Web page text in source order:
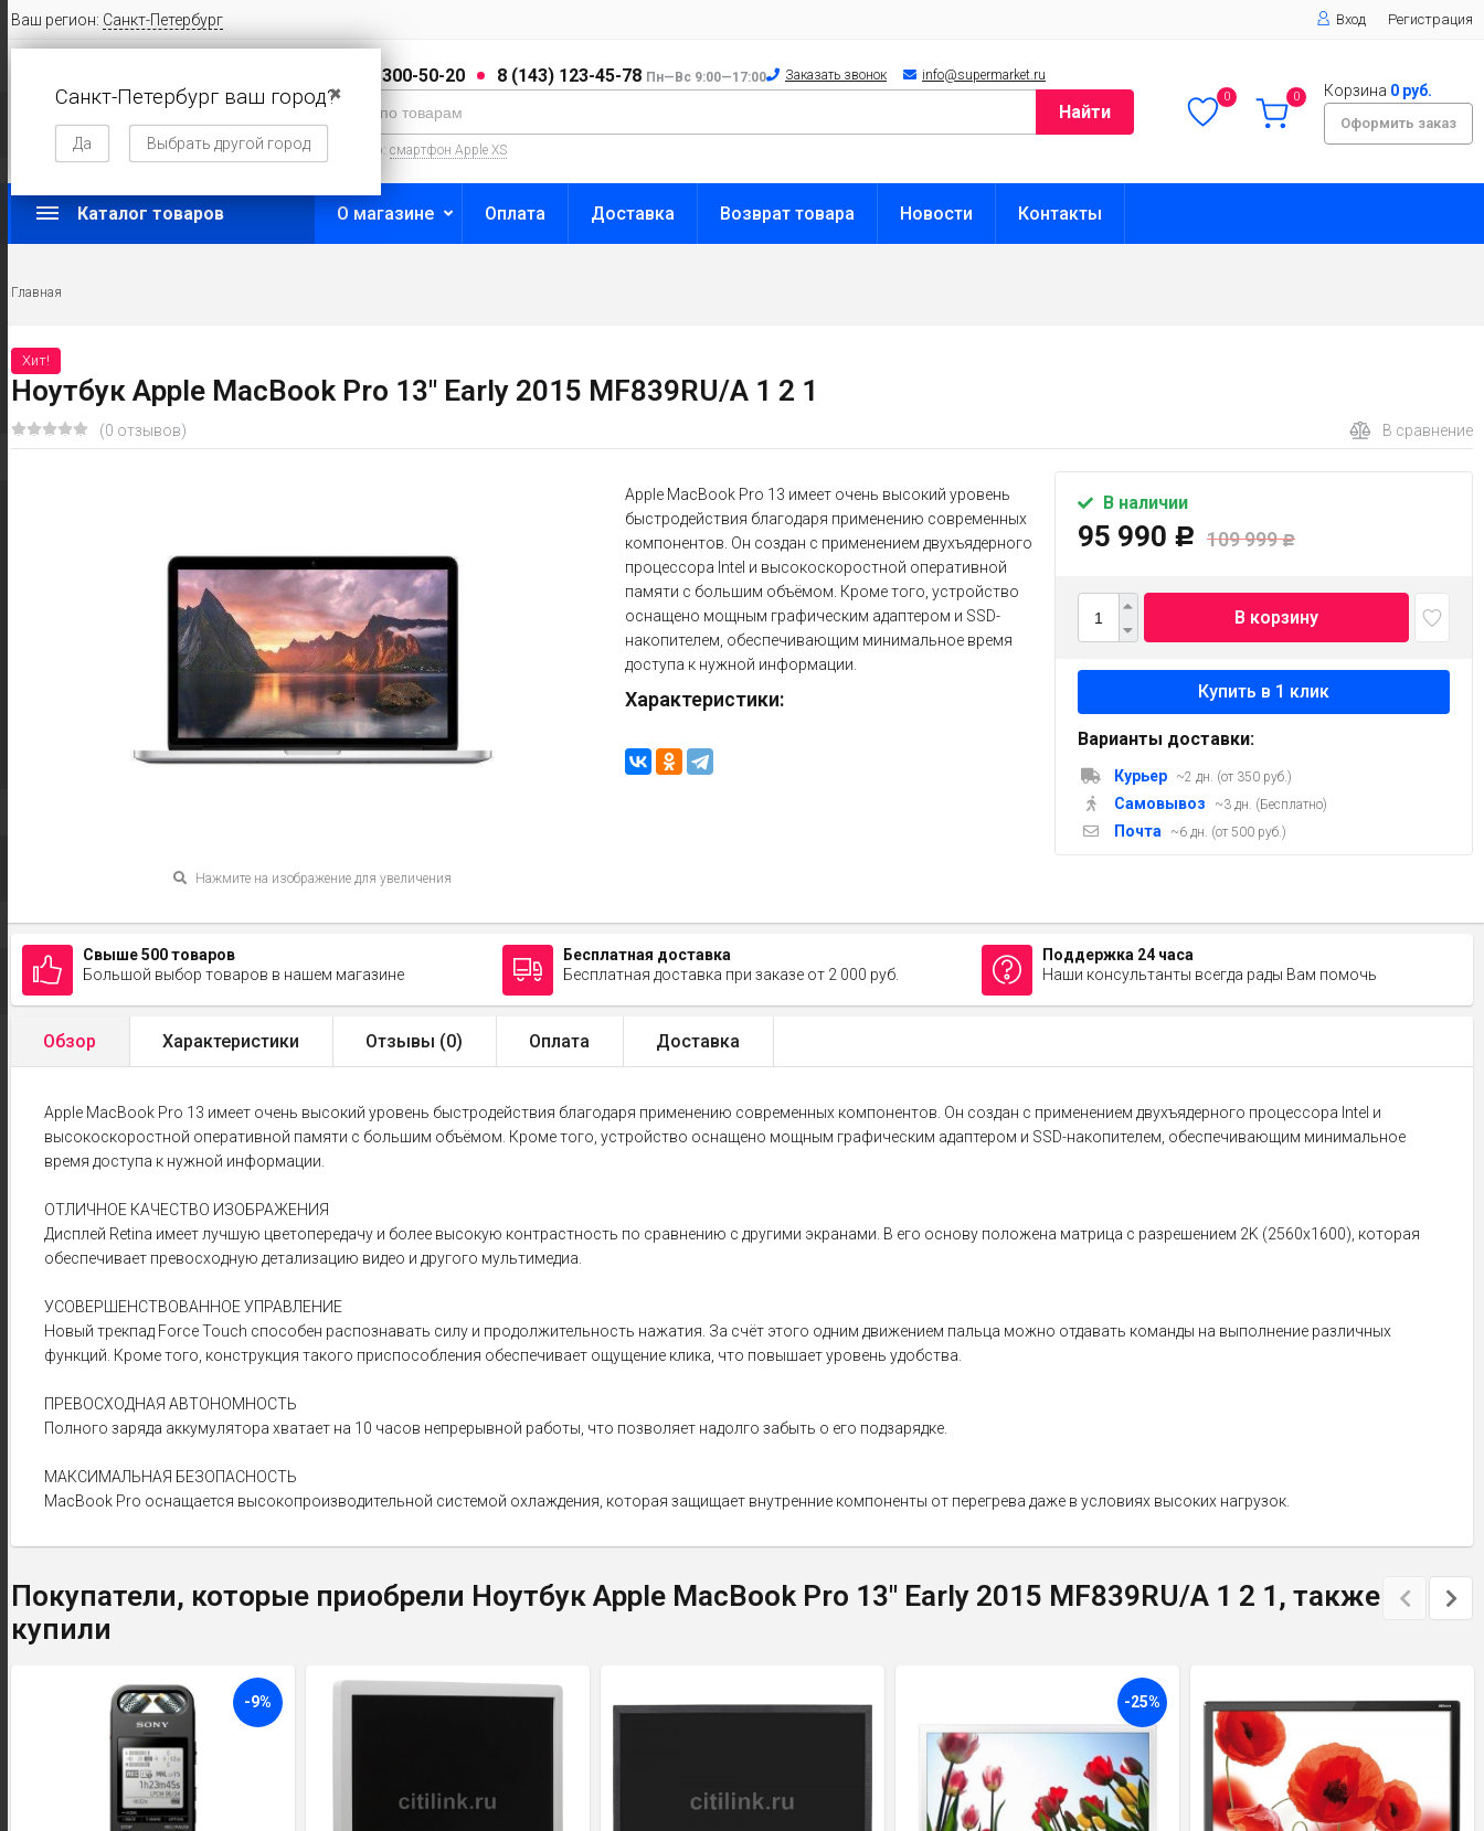
Ваш регион: Санкт-Петербург
✖
Санкт-Петербург ваш город?
Да Выбрать другой город
Вход Регистрация
8 (800) 300-50-20 8 (143) 123-45-78 Пн—Вс 9:00—17:00 Заказать звонок info@supermarket.ru
Найти
Например: смартфон Apple XS
0 0 Корзина 0 руб.
Оформить заказ
Каталог товаров О магазине Оплата Доставка Возврат товара Новости Контакты
Главная
Хит!
Ноутбук Apple MacBook Pro 13" Early 2015 MF839RU/A 1 2 1
(0 отзывов) В сравнение
Нажмите на изображение для увеличения
Apple MacBook Pro 13 имеет очень высокий уровень
быстродействия благодаря применению современных
компонентов. Он создан с применением двухъядерного
процессора Intel и высокоскоростной оперативной
памяти с большим объёмом. Кроме того, устройство
оснащено мощным графическим адаптером и SSD-
накопителем, обеспечивающим минимальное время
доступа к нужной информации.
Характеристики:
В наличии
95 990 Р 109 999Р
В корзину
Варианты доставки:
Курьер ~2 дн. (от 350 руб.)
Самовывоз ~3 дн. (Бесплатно)
Почта ~6 дн. (от 500 руб.)
Свыше 500 товаров
Большой выбор товаров в нашем магазине
Бесплатная доставка
Бесплатная доставка при заказе от 2 000 руб.
Поддержка 24 часа
Наши консультанты всегда рады Вам помочь
Обзор Характеристики Отзывы (0) Оплата Доставка
Apple MacBook Pro 13 имеет очень высокий уровень быстродействия благодаря применению современных компонентов. Он создан с применением двухъядерного процессора Intel и
высокоскоростной оперативной памяти с большим объёмом. Кроме того, устройство оснащено мощным графическим адаптером и SSD-накопителем, обеспечивающим минимальное
время доступа к нужной информации.
ОТЛИЧНОЕ КАЧЕСТВО ИЗОБРАЖЕНИЯ
Дисплей Retina имеет лучшую цветопередачу и более высокую контрастность по сравнению с другими экранами. В его основу положена матрица с разрешением 2K (2560x1600), которая
обеспечивает превосходную детализацию видео и другого мультимедиа.
УСОВЕРШЕНСТВОВАННОЕ УПРАВЛЕНИЕ
Новый трекпад Force Touch способен распознавать силу и продолжительность нажатия. За счёт этого одним движением пальца можно отдавать команды на выполнение различных
функций. Кроме того, конструкция такого приспособления обеспечивает ощущение клика, что повышает уровень удобства.
ПРЕВОСХОДНАЯ АВТОНОМНОСТЬ
Полного заряда аккумулятора хватает на 10 часов непрерывной работы, что позволяет надолго забыть о его подзарядке.
МАКСИМАЛЬНАЯ БЕЗОПАСНОСТЬ
MacBook Pro оснащается высокопроизводительной системой охлаждения, которая защищает внутренние компоненты от перегрева даже в условиях высоких нагрузок.
Покупатели, которые приобрели Ноутбук Apple MacBook Pro 13" Early 2015 MF839RU/A 1 2 1, также
купили
-9% -25%